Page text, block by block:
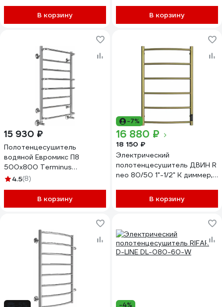
В корзину В корзину
15 930 ₽
Полотенцесушитель
водяной Евромикс П8
500x800 Terminus
4670078530165
4.5(8)
В корзину
-7%
16 880 ₽
18 150 ₽
Электрический
полотенцесушитель ДВИН R
neo 80/50 1"-1/2" К диммер,
матовая 4657771776618
В корзину
-4%